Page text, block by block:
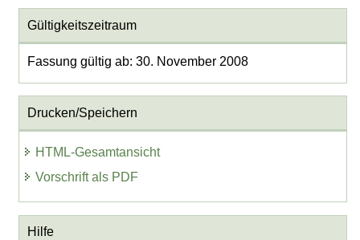
Gültigkeitszeitraum
Fassung gültig ab: 30. November 2008
Drucken/Speichern
HTML-Gesamtansicht
Vorschrift als PDF
Hilfe